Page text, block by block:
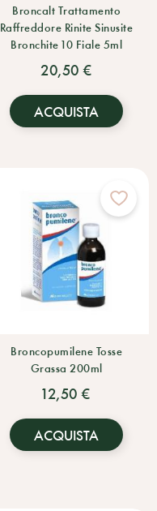
Broncalt Trattamento
Raffreddore Rinite Sinusite
Bronchite 10 Fiale 5ml
20,50 €
ACQUISTA
Broncopumilene Tosse
Grassa 200ml
12,50 €
ACQUISTA